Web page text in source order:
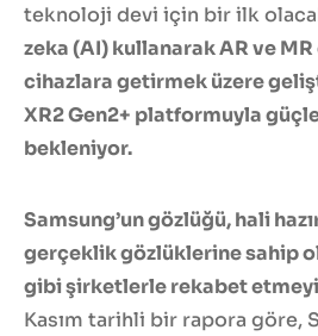
teknoloji devi için bir ilk
zeka (AI) kullanarak AR ve
cihazlara getirmek üzere
XR2 Gen2+ platformuyla
bekleniyor.
Samsung’un gözlüğü, hali
gerçeklik gözlüklerine sahip
gibi şirketlerle rekabet etmeyi
Kasım tarihli bir rapora göre,